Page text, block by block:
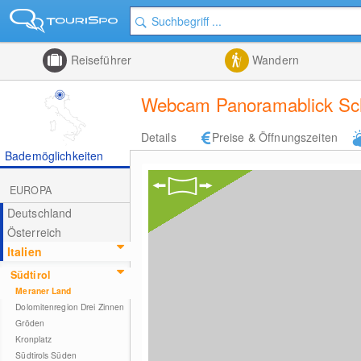
Reiseführer Wandern
Webcam Panoramablick
Details Preise & Öffnungszeiten
Bademöglichkeiten
EUROPA
Deutschland
Österreich
Italien
Südtirol
Meraner Land
Dolomitenregion Drei Zinnen
Gröden
Kronplatz
Südtirols Süden